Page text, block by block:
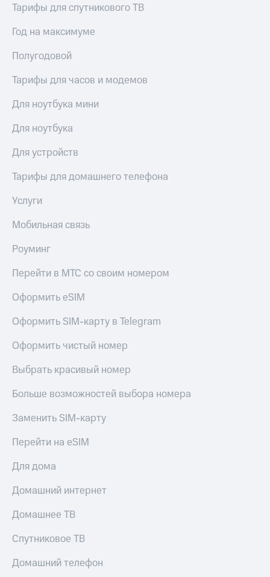
Пополнить
другого
интернета
и
ТВ
Переводы
с
телефона
на карту
МТС Pay
коду
Смартфоны
Наушники
колонки
Умные
часы
и
трекеры
Умный
и
товары
Тарифы для спутникового ТВ
Год на максимуме
Полугодовой
Тарифы для часов и модемов
Для ноутбука мини
Для ноутбука
Для устройств
Тарифы для домашнего телефона
Услуги
Мобильная связь
Роуминг
Перейти в МТС со своим номером
Оформить eSIM
Оформить SIM-карту в Telegram
Оформить чистый номер
Выбрать красивый номер
Больше возможностей выбора номера
Заменить SIM-карту
Перейти на eSIM
Для дома
Домашний интернет
Домашнее ТВ
Спутниковое ТВ
Домашний телефон